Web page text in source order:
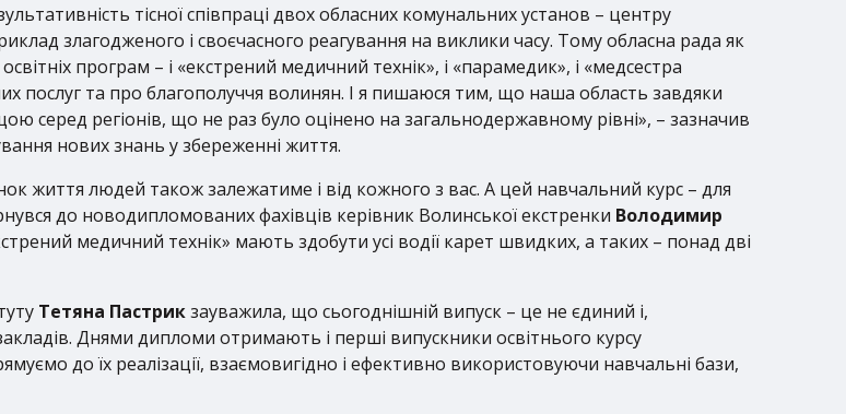
тісної співпраці двох обласних комунальних установ – центру
злагодженого і своєчасного реагування на виклики часу. Тому обласна рада як
програм – і «екстрений медичний технік», і «парамедик», і «медсестра
послуг та про благополуччя волинян. І я пишаюся тим, що наша область завдяки
серед регіонів, що не раз було оцінено на загальнодержавному рівні», – зазначив
нових знань у збереженні життя.
життя людей також залежатиме і від кожного з вас. А цей навчальний курс – для
до новодипломованих фахівців керівник Волинської екстренки Володимир
медичний технік» мають здобути усі водії карет швидких, а таких – понад дві
Тетяна Пастрикзауважила, що сьогоднішній випуск – це не єдиний і,
Днями дипломи отримають і перші випускники освітнього курсу
до їх реалізації, взаємовигідно і ефективно використовуючи навчальні бази,